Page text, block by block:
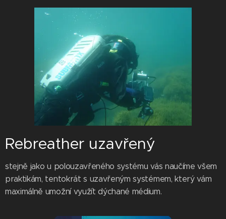
Rebreather uzavřený
stejně jako u polouzavřeného systému vás naučíme všem
praktikám, tentokrát s uzavřeným systémem, který vám
maximálně umožní využít dýchané médium.